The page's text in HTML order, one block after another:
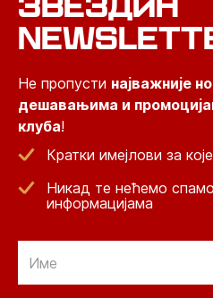
Не пропусти најважније
дешавањима и
клуба!
Кратки имејлови за
Никад те нећемо
информацијама